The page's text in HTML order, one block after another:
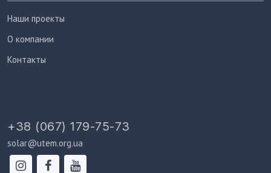
Наши проекты
О компании
Контакты
+38 (067) 179-75-73
solar@utem.org.ua